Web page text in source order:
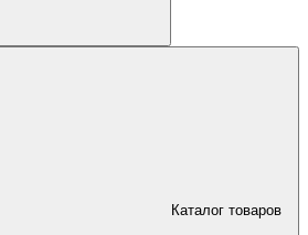
Каталог товаров